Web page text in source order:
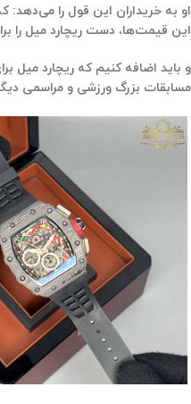
او به خریداران این قول را
این قیمت‌ها، دست ریچارد میل را
و باید اضافه کنیم که ریچارد میل
مسابقات بزرگ ورزشی و مراسمی